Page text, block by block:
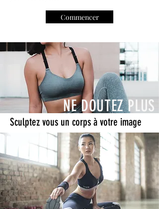
Commencer
NE DOUTEZ PLUS
Sculptez vous un corps à votre image